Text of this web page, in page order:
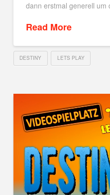
dann erstmal generell
Read More
DESTINY LETS PLAY